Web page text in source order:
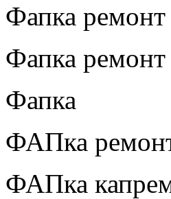
Фапка ремонт
Фапка ремонт
Фапка
ФАПка
ФАПка